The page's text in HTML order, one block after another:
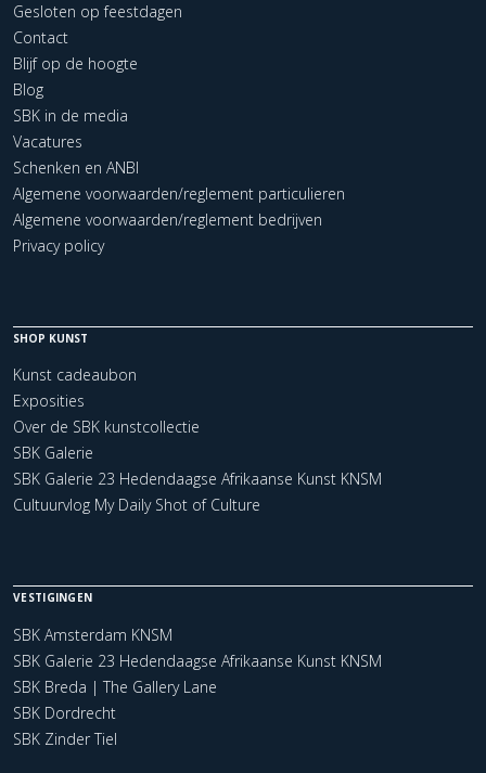
Gesloten op feestdagen
Contact
Blijf op de hoogte
Blog
SBK in de media
Vacatures
Schenken en ANBI
Algemene voorwaarden/reglement particulieren
Algemene voorwaarden/reglement bedrijven
Privacy policy
SHOP KUNST
Kunst cadeaubon
Exposities
Over de SBK kunstcollectie
SBK Galerie
SBK Galerie 23 Hedendaagse Afrikaanse Kunst KNSM
Cultuurvlog My Daily Shot of Culture
VESTIGINGEN
SBK Amsterdam KNSM
SBK Galerie 23 Hedendaagse Afrikaanse Kunst KNSM
SBK Breda | The Gallery Lane
SBK Dordrecht
SBK Zinder Tiel